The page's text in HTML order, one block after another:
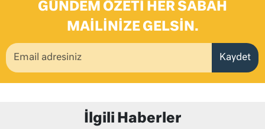
GÜNDEM ÖZETI HER SABAH
MAILINIZE GELSIN.
Kaydet
İlgili Haberler